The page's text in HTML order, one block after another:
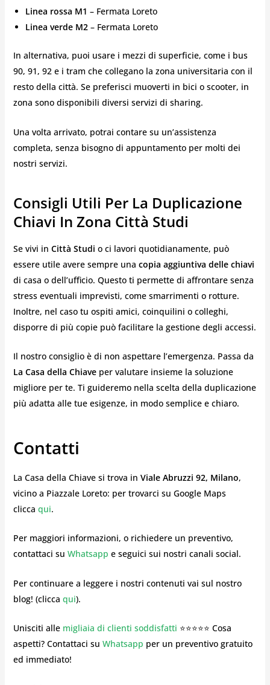
Linea rossa M1 – Fermata Loreto
Linea verde M2– Fermata Loreto
In alternativa, puoi usare i mezzi di superficie, come i bus
90, 91, 92 e i tram che collegano la zona universitaria con il
resto della città. Se preferisci muoverti in bici o scooter, in
zona sono disponibili diversi servizi di sharing.
Una volta arrivato, potrai contare su un’assistenza
completa, senza bisogno di appuntamento per molti dei
nostri servizi.
Consigli Utili Per La Duplicazione
Chiavi In Zona Città Studi
Se vivi in Città Studi o ci lavori quotidianamente, può
essere utile avere sempre una copia aggiuntiva delle chiavi
di casa o dell’ufficio. Questo ti permette di affrontare senza
stress eventuali imprevisti, come smarrimenti o rotture.
Inoltre, nel caso tu ospiti amici, coinquilini o colleghi,
disporre di più copie può facilitare la gestione degli accessi.
Il nostro consiglio è di non aspettare l’emergenza. Passa da
La Casa della Chiaveper valutare insieme la soluzione
migliore per te. Ti guideremo nella scelta della duplicazione
più adatta alle tue esigenze, in modo semplice e chiaro.
Contatti
La Casa della Chiave si trova in Viale Abruzzi 92, Milano,
vicino a Piazzale Loreto: per trovarci su Google Maps
clicca qui.
Per maggiori informazioni, o richiedere un preventivo,
contattaci su Whatsapp e seguici sui nostri canali social.
Per continuare a leggere i nostri contenuti vai sul nostro
blog! (clicca qui).
Unisciti alle migliaia di clienti soddisfatti ⭐⭐⭐⭐⭐ Cosa
aspetti? Contattaci su Whatsapp per un preventivo gratuito
ed immediato!